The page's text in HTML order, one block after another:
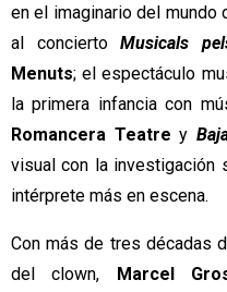
en el imaginario del
al concierto Musicals
Menuts; el espectáculo
la primera infancia con
Romancera Teatre y
visual con la investigación
intérprete más en escena.
Con más de tres décadas
del clown, Marcel